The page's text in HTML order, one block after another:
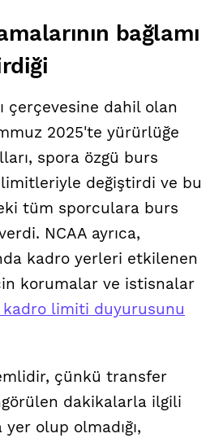
bağlamı
çerçevesine dahil olan
2025'te yürürlüğe
spora özgü burs
değiştirdi ve bu
tüm sporculara burs
NCAA ayrıca,
kadro yerleri etkilenen
korumalar ve istisnalar
kadro limiti duyurusunu
çünkü transfer
dakikalarla ilgili
olup olmadığı,